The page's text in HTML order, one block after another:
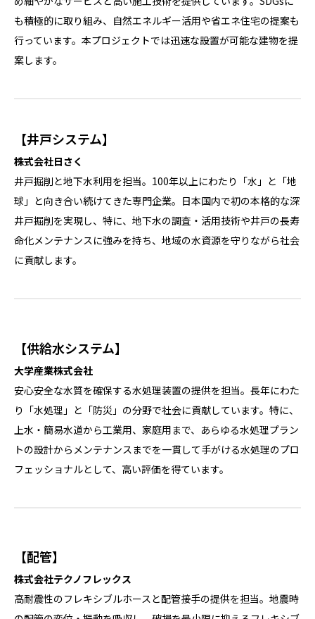
も積極的に取り組み、自然エネルギー活用や省エネ住宅の提案も
行っています。本プロジェクトでは迅速な設置が可能な建物を提
案します。
【井戸システム】
株式会社日さく
井戸掘削と地下水利用を担当。100年以上にわたり「水」と「地
球」と向き合い続けてきた専門企業。日本国内で初の本格的な深
井戸掘削を実現し、特に、地下水の調査・活用技術や井戸の長寿
命化メンテナンスに強みを持ち、地域の水資源を守りながら社会
に貢献します。
【供給水システム】
大学産業株式会社
安心安全な水質を確保する水処理装置の提供を担当。長年にわた
り「水処理」と「防災」の分野で社会に貢献しています。特に、
上水・簡易水道から工業用、家庭用まで、あらゆる水処理プラン
トの設計からメンテナンスまでを一貫して手がける水処理のプロ
フェッショナルとして、高い評価を得ています。
【配管】
株式会社テクノフレックス
高耐震性のフレキシブルホースと配管接手の提供を担当。地震時